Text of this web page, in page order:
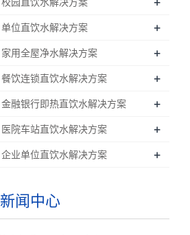
单位直饮水解决方案 +
家用全屋净水解决方案 +
餐饮连锁直饮水解决方案 +
金融银行即热直饮水解决方案 +
医院车站直饮水解决方案 +
企业单位直饮水解决方案 +
新闻中心